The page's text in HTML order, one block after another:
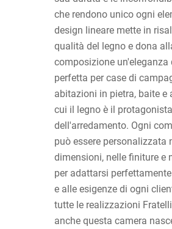
che rendono unico ogni
design lineare mette in
qualità del legno e dona
composizione un'eleganza
perfetta per case di
abitazioni in pietra, baite e
cui il legno è il protagonista
dell'arredamento. Ogni
può essere personalizzata
dimensioni, nelle finiture e
per adattarsi
e alle esigenze di ogni
tutte le realizzazioni
anche questa camera